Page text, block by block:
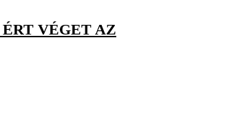
VÉGET AZ